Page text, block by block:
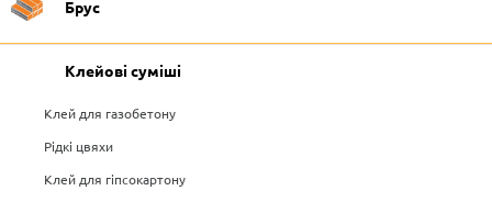
Брус
Клейові суміші
Клей для газобетону
Рідкі цвяхи
Клей для гіпсокартону